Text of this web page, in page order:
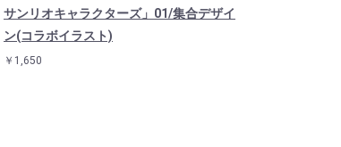
サンリオキャラクターズ」01/集合デザイ
ン(コラボイラスト)
￥1,650